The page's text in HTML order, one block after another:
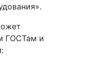
ГОСТам и